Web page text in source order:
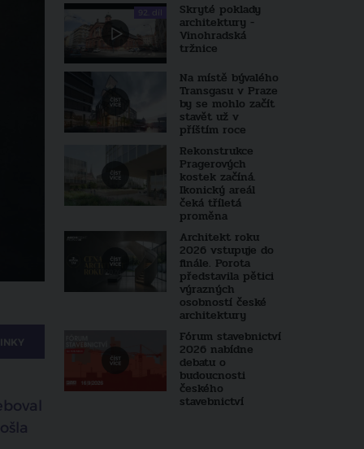
Skryté poklady
architektury -
Vinohradská
tržnice
Na místě bývalého
Transgasu v Praze
by se mohlo začít
stavět už v
příštím roce
Rekonstrukce
Pragerových
kostek začíná.
Ikonický areál
čeká tříletá
proměna
Architekt roku
2026 vstupuje do
finále. Porota
představila pětici
výrazných
osobností české
architektury
Fórum stavebnictví
2026 nabídne
debatu o
budoucnosti
českého
stavebnictví